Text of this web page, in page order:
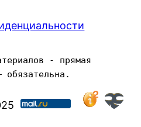
- прямая
обязательна.